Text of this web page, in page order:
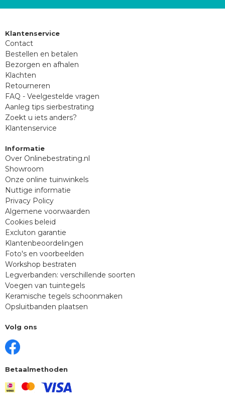
Klantenservice
Contact
Bestellen en betalen
Bezorgen en afhalen
Klachten
Retourneren
FAQ - Veelgestelde vragen
Aanleg tips sierbestrating
Zoekt u iets anders?
Klantenservice
Informatie
Over Onlinebestrating.nl
Showroom
Onze online tuinwinkels
Nuttige informatie
Privacy Policy
Algemene voorwaarden
Cookies beleid
Excluton garantie
Klantenbeoordelingen
Foto's en voorbeelden
Workshop bestraten
Legverbanden: verschillende soorten
Voegen van tuintegels
Keramische tegels schoonmaken
Opsluitbanden plaatsen
Volg ons
Betaalmethoden